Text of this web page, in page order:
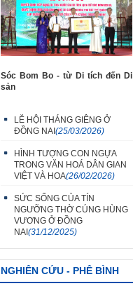
Sóc Bom Bo - từ Di tích đến Di
sản
LỄ HỘI THÁNG GIÊNG Ở
ĐỒNG NAI(25/03/2026)
HÌNH TƯỢNG CON NGỰA
TRONG VĂN HOÁ DÂN GIAN
VIỆT VÀ HOA(26/02/2026)
SỨC SỐNG CỦA TÍN
NGƯỠNG THỜ CÚNG HÙNG
VƯƠNG Ở ĐỒNG
NAI(31/12/2025)
NGHIÊN CỨU - PHÊ BÌNH